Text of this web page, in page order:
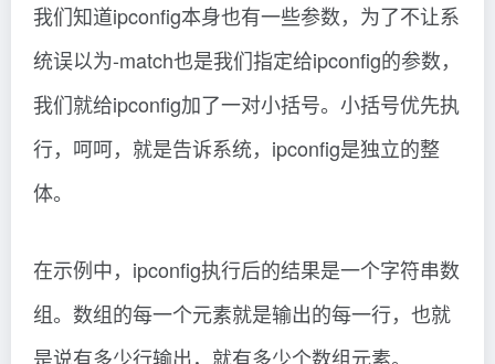
我们知道ipconfig本身也有一些参数，为了不让系
统误以为-match也是我们指定给ipconfig的参数，
我们就给ipconfig加了一对小括号。小括号优先执
行，呵呵，就是告诉系统，ipconfig是独立的整
体。
在示例中，ipconfig执行后的结果是一个字符串数
组。数组的每一个元素就是输出的每一行，也就
是说有多少行输出，就有多少个数组元素。